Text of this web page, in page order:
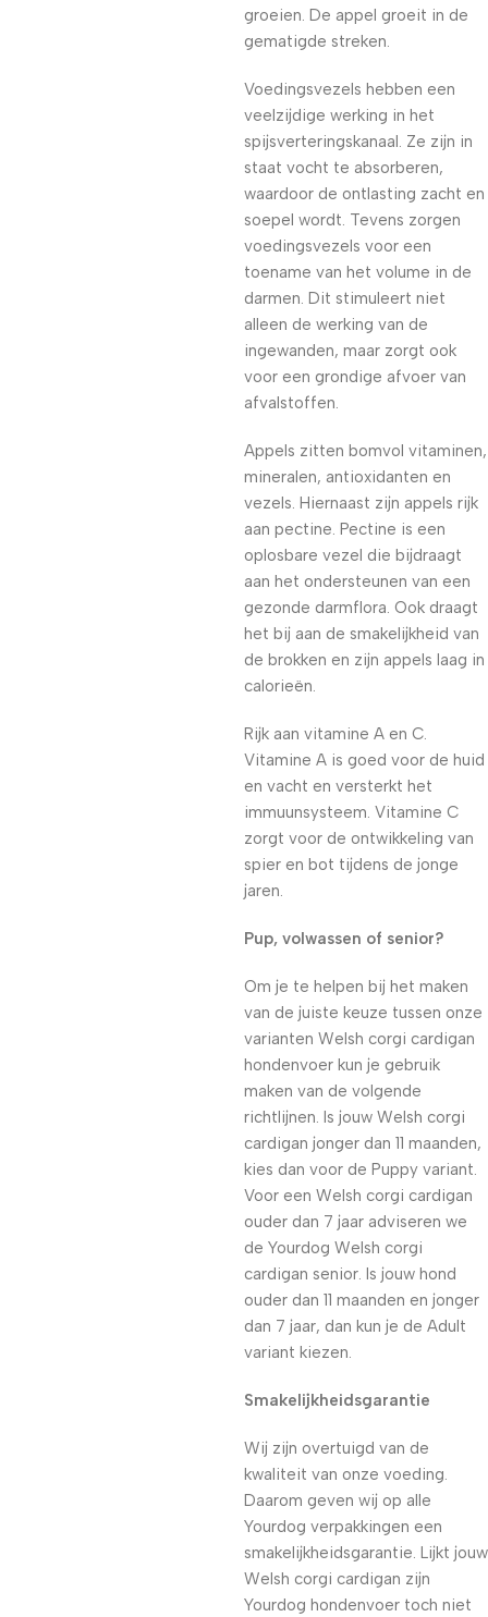
groeien. De appel groeit in de
gematigde streken.
Voedingsvezels hebben een
veelzijdige werking in het
spijsverteringskanaal. Ze zijn in
staat vocht te absorberen,
waardoor de ontlasting zacht en
soepel wordt. Tevens zorgen
voedingsvezels voor een
toename van het volume in de
darmen. Dit stimuleert niet
alleen de werking van de
ingewanden, maar zorgt ook
voor een grondige afvoer van
afvalstoffen.
Appels zitten bomvol vitaminen,
mineralen, antioxidanten en
vezels. Hiernaast zijn appels rijk
aan pectine. Pectine is een
oplosbare vezel die bijdraagt
aan het ondersteunen van een
gezonde darmflora. Ook draagt
het bij aan de smakelijkheid van
de brokken en zijn appels laag in
calorieën.
Rijk aan vitamine A en C.
Vitamine A is goed voor de huid
en vacht en versterkt het
immuunsysteem. Vitamine C
zorgt voor de ontwikkeling van
spier en bot tijdens de jonge
jaren.
Pup, volwassen of senior?
Om je te helpen bij het maken
van de juiste keuze tussen onze
varianten Welsh corgi cardigan
hondenvoer kun je gebruik
maken van de volgende
richtlijnen. Is jouw Welsh corgi
cardigan jonger dan 11 maanden,
kies dan voor de Puppy variant.
Voor een Welsh corgi cardigan
ouder dan 7 jaar adviseren we
de Yourdog Welsh corgi
cardigan senior. Is jouw hond
ouder dan 11 maanden en jonger
dan 7 jaar, dan kun je de Adult
variant kiezen.
Smakelijkheidsgarantie
Wij zijn overtuigd van de
kwaliteit van onze voeding.
Daarom geven wij op alle
Yourdog verpakkingen een
smakelijkheidsgarantie. Lijkt jouw
Welsh corgi cardigan zijn
Yourdog hondenvoer toch niet